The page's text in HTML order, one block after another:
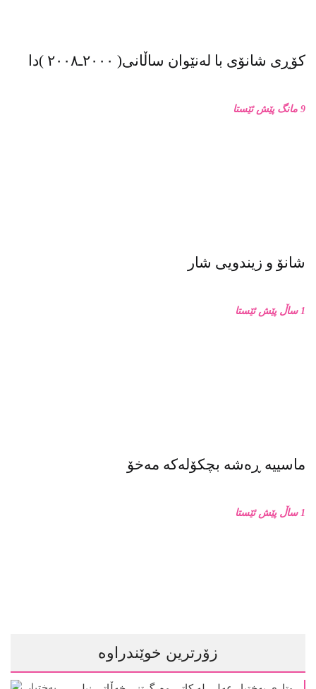
کۆڕی شانۆی با لەنێوان ساڵانی( ٢٠٠٠ـ٢٠٠٨ )دا
9 مانگ پێش ئێستا
شانۆ و زیندویی شار
1 ساڵ پێش ئێستا
ماسییه ڕەشە بچکۆلەکە مەخۆ
1 ساڵ پێش ئێستا
زۆرترین خوێندراوە